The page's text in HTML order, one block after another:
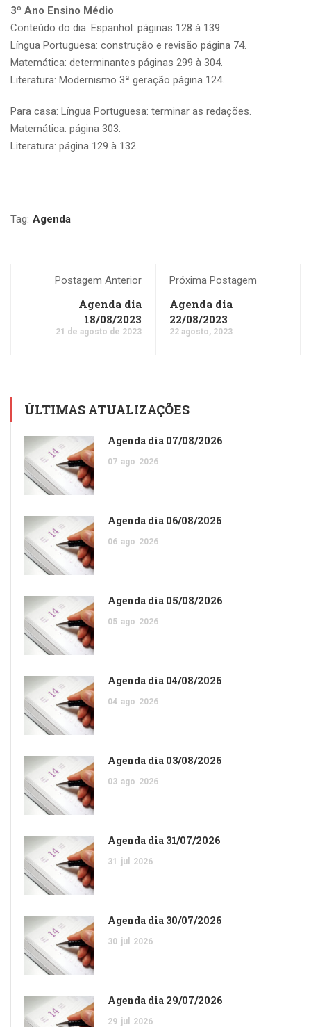
3º Ano Ensino Médio
Conteúdo do dia: Espanhol: páginas 128 à 139.
Língua Portuguesa: construção e revisão página 74.
Matemática: determinantes páginas 299 à 304.
Literatura: Modernismo 3ª geração página 124.
Para casa: Língua Portuguesa: terminar as redações.
Matemática: página 303.
Literatura: página 129 à 132.
Tag: Agenda
Postagem Anterior
Agenda dia
18/08/2023
21 de agosto de 2023
Próxima Postagem
Agenda dia
22/08/2023
22 agosto, 2023
ÚLTIMAS ATUALIZAÇÕES
Agenda dia 07/08/2026
07 ago 2026
Agenda dia 06/08/2026
06 ago 2026
Agenda dia 05/08/2026
05 ago 2026
Agenda dia 04/08/2026
04 ago 2026
Agenda dia 03/08/2026
03 ago 2026
Agenda dia 31/07/2026
31 jul 2026
Agenda dia 30/07/2026
30 jul 2026
Agenda dia 29/07/2026
29 jul 2026